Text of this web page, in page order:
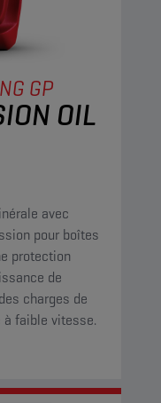
GP
OIL
avec
pour boîtes
protection
de
charges de
faible vitesse.